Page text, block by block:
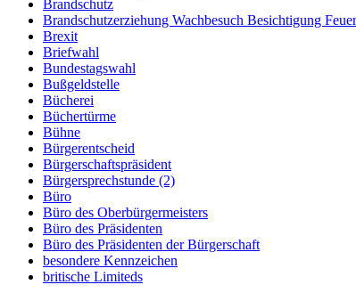
Brandschutz
Brandschutzerziehung Wachbesuch Besichtigung
Brexit
Briefwahl
Bundestagswahl
Bußgeldstelle
Bücherei
Büchertürme
Bühne
Bürgerentscheid
Bürgerschaftspräsident
Bürgersprechstunde (2)
Büro
Büro des Oberbürgermeisters
Büro des Präsidenten
Büro des Präsidenten der Bürgerschaft
besondere Kennzeichen
britische Limiteds